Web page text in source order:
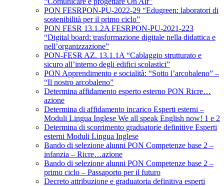
PON FESRPON-PU-2022-29 “Edugreen: laboratori di
sostenibilità per il primo ciclo”
PON FESR 13.1.2A FESRPON-PU-2021-223
“Digital board: trasformazione digitale nella didattica e
nell’organizzazione”
PON-FESR AZ. 13.1.1A “Cablaggio strutturato e
sicuro all’interno degli edifici scolastici”
PON Apprendimento e socialità: “Sotto l’arcobaleno” –
“Il nostro arcobaleno”
Determina affidamento esperto esterno PON Ricre…
azione
Determina di affidamento incarico Esperti esterni –
Moduli Lingua Inglese We all speak English now! 1 e 2
Determina di scorrimento graduatorie definitive Esperti
esterni Moduli Lingua Inglese
Bando di selezione alunni PON Competenze base 2 –
infanzia – Ricre…azione
Bando di selezione alunni PON Competenze base 2 –
primo ciclo – Passaporto per il futuro
Decreto attribuzione e graduatoria definitiva esperti